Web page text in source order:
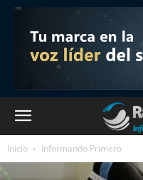
Inicio Informando Primero